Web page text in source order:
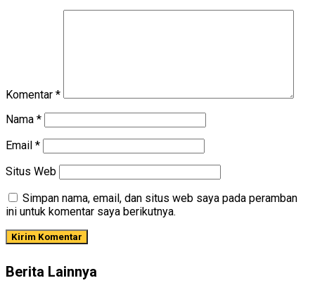
Komentar *
Nama *
Email *
Situs Web
Simpan nama, email, dan situs web saya pada peramban
ini untuk komentar saya berikutnya.
Berita Lainnya